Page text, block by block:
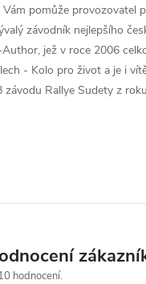
Vám pomůže provozovatel
závodník nejlepšího
jež v roce 2006
- Kolo pro život a je i
závodu Rallye Sudety z
hodnocení